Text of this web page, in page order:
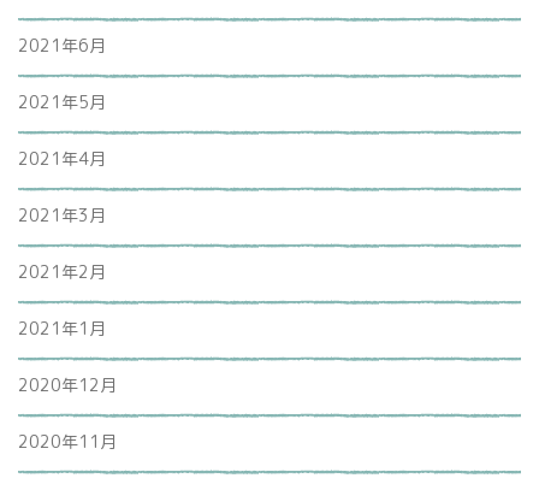
2021年6月
2021年5月
2021年4月
2021年3月
2021年2月
2021年1月
2020年12月
2020年11月